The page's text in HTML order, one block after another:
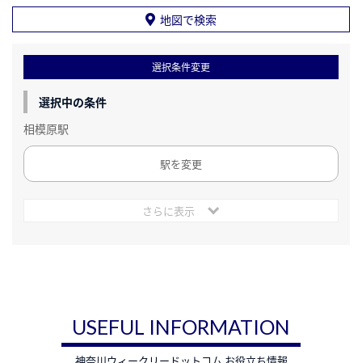
地図で検索
選択条件変更
選択中の条件
相模原駅
駅を変更
さらに表示
USEFUL INFORMATION